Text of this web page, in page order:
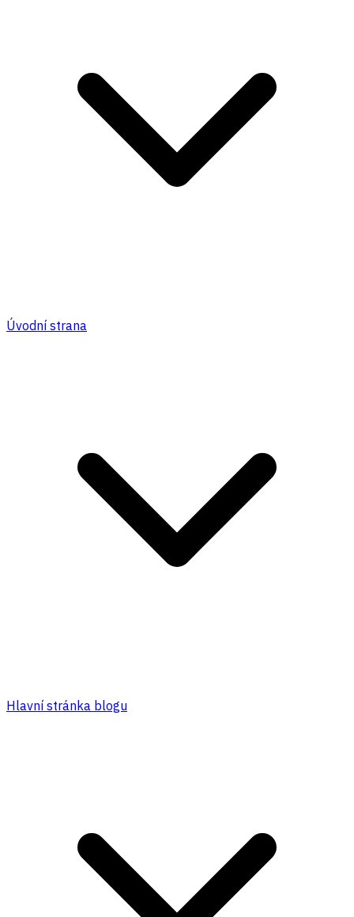
Úvodní strana
Hlavní stránka blogu